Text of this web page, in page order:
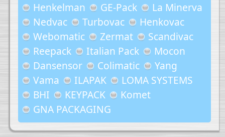
Henkelman GE-Pack
La Minerva
Nedvac
Turbovac
Henkovac
Webomatic
Zermat
Scandivac
Reepack
Italian Pack
Mocon
Dansensor
Colimatic
Yang
Vama
ILAPAK
LOMA SYSTEMS
BHI
KEYPACK
Komet
GNA PACKAGING